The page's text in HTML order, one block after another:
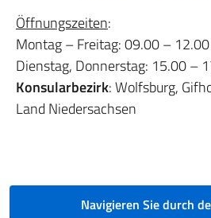
Öffnungszeiten:
Montag – Freitag: 09.00 –
Dienstag, Donnerstag: 15.00 –
Konsularbezirk: Wolfsburg,
Land Niedersachsen
Navigieren Sie durch